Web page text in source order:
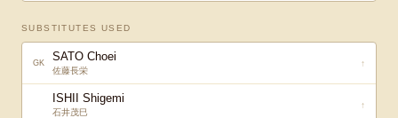
SUBSTITUTES USED
GK SATO Choei
佐藤長栄
↑
ISHII Shigemi
石井茂巳
↑